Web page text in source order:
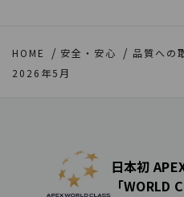
HOME 安全・安心 品質への
2026年5月
日本初
「WORLD